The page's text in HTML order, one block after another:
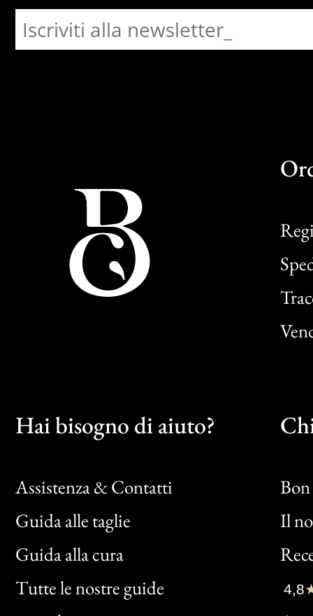
Hai bisogno di aiuto?
Assistenza & Contatti
Guida alle taglie
Guida alla cura
Tutte le nostre guide
Il
Bon
Clic
4,8